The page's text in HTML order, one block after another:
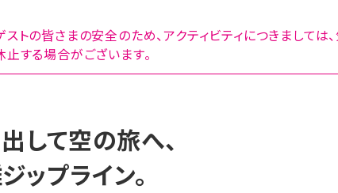
ストの皆さまの安全のため、アクティビティにつきまして
止する場合がございます。
して空の旅へ、
ップライン。